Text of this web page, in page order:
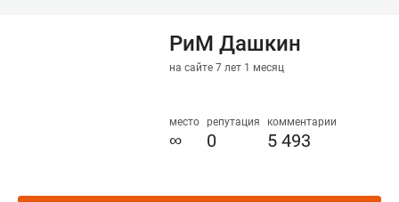
РиМ Дашкин
на сайте 7 лет 1 месяц
место
∞
репутация
0
комментарии
5 493